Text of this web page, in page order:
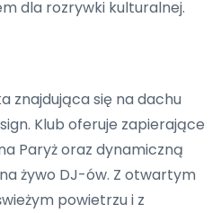
dla rozrywki kulturalnej.
znajdująca się na dachu
Klub oferuje zapierające
Paryż oraz dynamiczną
żywo DJ-ów. Z otwartym
powietrzu i z